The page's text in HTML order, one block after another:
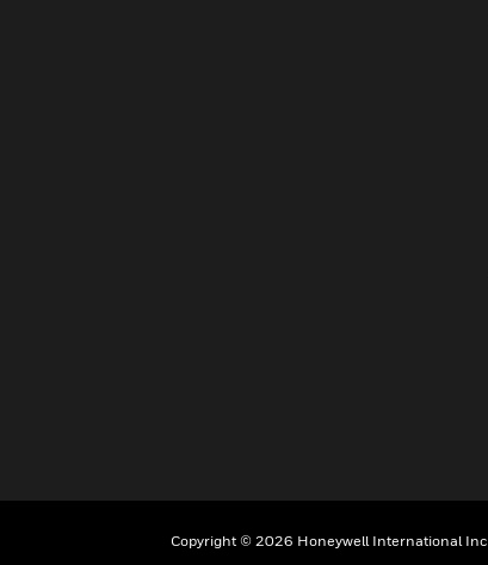
Copyright © 2026 Honeywell International Inc